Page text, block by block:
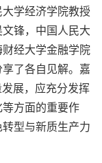
学经济学院教授
锋，中国人民大
经大学金融学院
了各自见解。嘉
展，应充分发挥
方面的重要作
型与新质生产力